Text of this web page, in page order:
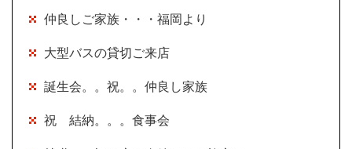
仲良しご家族・・・福岡より
大型バスの貸切ご来店
誕生会。。祝。。仲良し家族
祝 結納。。。食事会